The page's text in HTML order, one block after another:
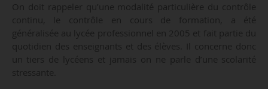
On doit rappeler qu’une modalité particulière du contrôle
continu, le contrôle en cours de formation, a été
généralisée au lycée professionnel en 2005 et fait partie du
quotidien des enseignants et des élèves. Il concerne donc
un tiers de lycéens et jamais on ne parle d’une scolarité
stressante.